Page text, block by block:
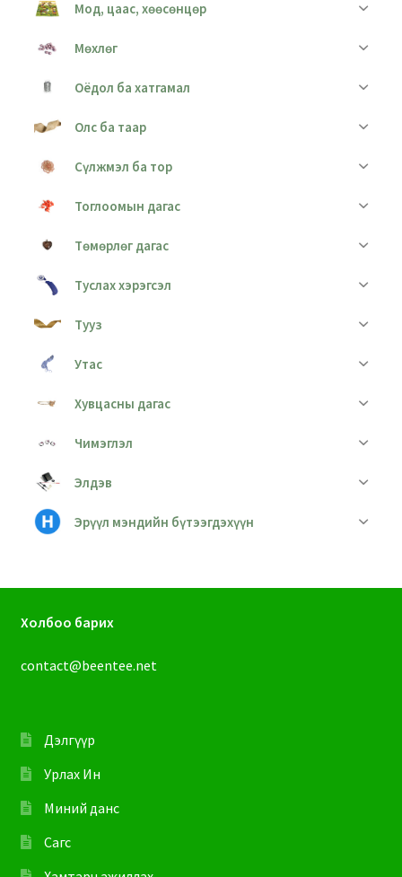
Мод, цаас, хөөсөнцөр
Мөхлөг
Оёдол ба хатгамал
Олс ба таар
Сүлжмэл ба тор
Тоглоомын дагас
Төмөрлөг дагас
Туслах хэрэгсэл
Тууз
Утас
Хувцасны дагас
Чимэглэл
Элдэв
Эрүүл мэндийн бүтээгдэхүүн
Холбоо барих
contact@beentee.net
Дэлгүүр
Урлах Ин
Миний данс
Сагс